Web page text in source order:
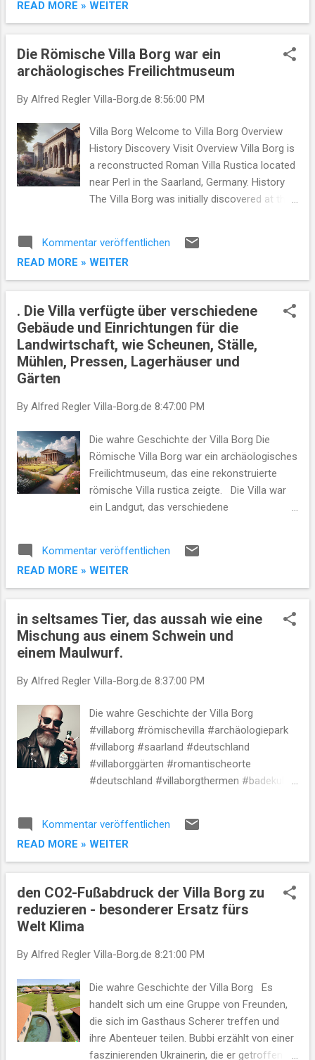
Borg Die Villa Borg war nicht nur ein
Wohnsitz, sondern auch ein wichtiger
Landwirtschaft und der Viehzucht wurde
auch Bier gebraut. Die römische Braukunst
war sehr fortschrittlich und das Bier der Villa
Römerzeit: Der Archäologiepark Römische
Villa Borg Tauchen Sie ein in die
faszinierende Welt der Römerzeit im
Archäologiepark Römische Villa Borg. Dieser
einzigartige Ort versetzt Besucher in das
lebendige Reise in die Vergangenheit.
#Villaborg Villa Borg Welcome to Villa Bo...
READ MORE » WEITER
Die Römische Villa Borg war ein
archäologisches Freilichtmuseum
By Alfred Regler Villa-Borg.de 8:56:00 PM
Villa Borg Welcome to Villa Borg Overview
History Discovery Visit Overview Villa Borg is
a reconstructed Roman Villa Rustica located
near Perl in the Saarland, Germany. History
The Villa Borg was initially discovered at the
intriguing insights into the life of the
Romans... Visit Learn how you can visit and
explore the rich history of Villa Borg... © 2023
Geschichte der Villa Borg Die Römische Villa
Borg war ein archäologisches
Freilichtmuseum, das eine rekonstruierte
römische Villa rustica zeigte. Die Villa war
Kommentar veröffentlichen
READ MORE » WEITER
. Die Villa verfügte über verschiedene
Gebäude und Einrichtungen für die
Landwirtschaft, wie Scheunen, Ställe,
Mühlen, Pressen, Lagerhäuser und
Gärten
By Alfred Regler Villa-Borg.de 8:47:00 PM
Die wahre Geschichte der Villa Borg Die
Römische Villa Borg war ein archäologisches
Freilichtmuseum, das eine rekonstruierte
römische Villa rustica zeigte. Die Villa war
ein Landgut, das verschiedene
die Haltung von Rindern, Schafen, Ziegen,
Schweinen und Geflügel, die Herstellung von
Wein, Öl und Käse, die Imkerei und die
verschiedene Gebäude und Einrichtungen für
die Landwirtschaft, wie Scheunen, Ställe,
Mühlen, Pressen, Lagerhäuser und Gärten 2
4 . Die Villa nutzte auch verschiedene
Landwirtschaft, wie Pflüge, Eggen, Sicheln,
Sensen, Rechen, Schaufeln, Spaten, Hacken,
Körbe, Säcke, Wagen und Karren 2 4. Die
Vorteile von Maschinen in der
Landwirtschaft waren damals ähnlich wie
landwirtschaftlichen Arbeit 2 .
Kommentar veröffentlichen
READ MORE » WEITER
in seltsames Tier, das aussah wie eine
Mischung aus einem Schwein und
einem Maulwurf.
By Alfred Regler Villa-Borg.de 8:37:00 PM
Die wahre Geschichte der Villa Borg
#villaborg #römischevilla #archäologiepark
#villaborg #saarland #deutschland
#villaborggärten #romantischeorte
#deutschland #villaborgthermen #badekultur
#villaborgveranstaltungen #freizeit
#deutschland Die wahre Geschichte der Villa
Borg Die Villa Borg war nicht nur ein
Wirtschaftsbetrieb. Neben der
Landwirtschaft und der Viehzucht wurde
war sehr fortschrittlich und das Bier der Villa
Römerzeit: Der Archäologiepark Römische
Villa Borg Tauchen Sie ein in die
faszinierende Welt der Römerzeit im
Archäologiepark Römische Villa Borg. Dieser
einzigartige Ort versetzt Besucher in das
Kommentar veröffentlichen
READ MORE » WEITER
den CO2-Fußabdruck der Villa Borg zu
reduzieren - besonderer Ersatz fürs
Welt Klima
By Alfred Regler Villa-Borg.de 8:21:00 PM
Die wahre Geschichte der Villa Borg Es
handelt sich um eine Gruppe von Freunden,
die sich im Gasthaus Scherer treffen und
ihre Abenteuer teilen. Bubbi erzählt von einer
faszinierenden Ukrainerin, die er getroffen